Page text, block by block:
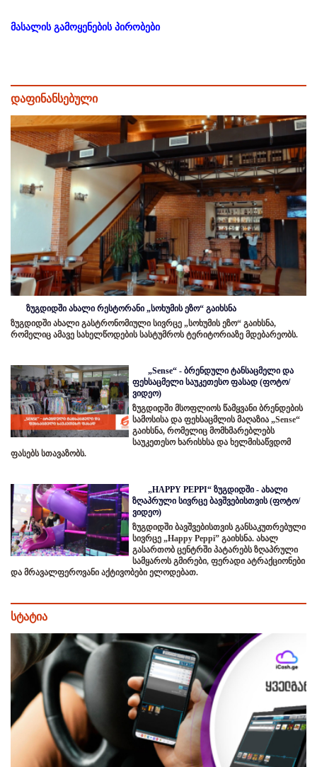
მასალის გამოყენების პირობები
დაფინანსებული
ზუგდიდში ახალი რესტორანი „სოხუმის ეზო“ გაიხსნა
ზუგდიდში ახალი გასტრონომიული სივრცე „სოხუმის ეზო“ გაიხსნა,
რომელიც ამავე სახელწოდების სასტუმროს ტერიტორიაზე მდებარეობს.
„Sense“ - ბრენდული ტანსაცმელი და
ფეხსაცმელი საუკეთესო ფასად (ფოტო/
ვიდეო)
ზუგდიდში მსოფლიოს წამყვანი ბრენდების
სამოსისა და ფეხსაცმლის მაღაზია „Sense“
გაიხსნა, რომელიც მომხმარებლებს
საუკეთესო ხარისხსა და ხელმისაწვდომ
ფასებს სთავაზობს.
„HAPPY PEPPI“ ზუგდიდში - ახალი
ზღაპრული სივრცე ბავშვებისთვის (ფოტო/
ვიდეო)
ზუგდიდში ბავშვებისთვის განსაკუთრებული
სივრცე „Happy Peppi” გაიხსნა. ახალ
გასართობ ცენტრში პატარებს ზღაპრული
სამყაროს გმირები, ფერადი ატრაქციონები
და მრავალფეროვანი აქტივობები ელოდებათ.
სტატია